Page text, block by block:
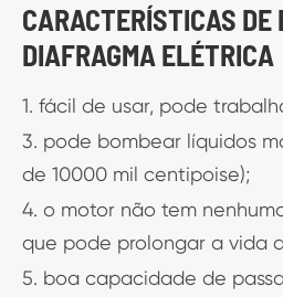
CARACTERÍSTICAS DE
DIAFRAGMA ELÉTRICA
1. fácil de usar, pode
3. pode bombear líquidos
de 10000 mil centipoise);
4. o motor não tem
que pode prolongar a vida
5. boa capacidade de